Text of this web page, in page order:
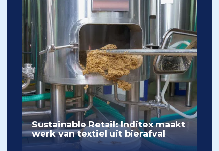
Sustainable Retail: Inditex maakt
werk van textiel uit bierafval